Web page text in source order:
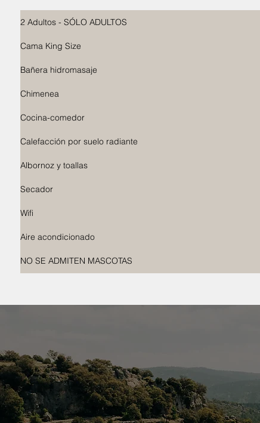
2 Adultos - SÓLO ADULTOS
Cama King Size
Bañera hidromasaje
Chimenea
Cocina-comedor
Calefacción por suelo radiante
Albornoz y toallas
Secador
Wifi
Aire acondicionado
NO SE ADMITEN MASCOTAS